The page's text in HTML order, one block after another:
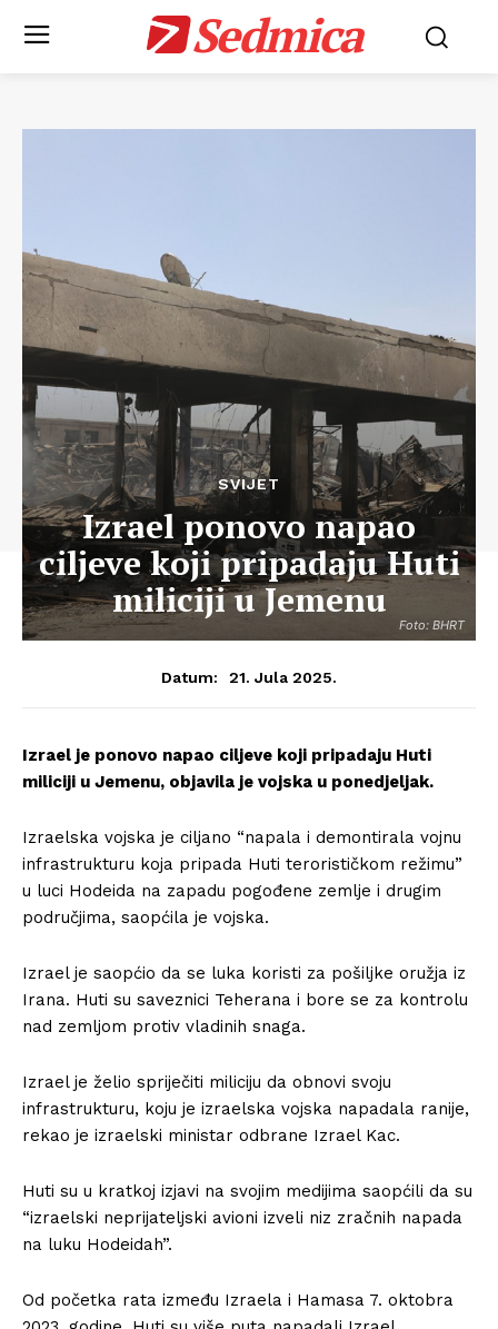
Sedmica
Foto: BHRT
SVIJET
Izrael ponovo napao
ciljeve koji pripadaju Huti
miliciji u Jemenu
Datum: 21. Jula 2025.
Izrael je ponovo napao ciljeve koji pripadaju Huti
miliciji u Jemenu, objavila je vojska u ponedjeljak.
Izraelska vojska je ciljano “napala i demontirala vojnu
infrastrukturu koja pripada Huti terorističkom režimu”
u luci Hodeida na zapadu pogođene zemlje i drugim
područjima, saopćila je vojska.
Izrael je saopćio da se luka koristi za pošiljke oružja iz
Irana. Huti su saveznici Teherana i bore se za kontrolu
nad zemljom protiv vladinih snaga.
Izrael je želio spriječiti miliciju da obnovi svoju
infrastrukturu, koju je izraelska vojska napadala ranije,
rekao je izraelski ministar odbrane Izrael Kac.
Huti su u kratkoj izjavi na svojim medijima saopćili da su
“izraelski neprijateljski avioni izveli niz zračnih napada
na luku Hodeidah”.
Od početka rata između Izraela i Hamasa 7. oktobra